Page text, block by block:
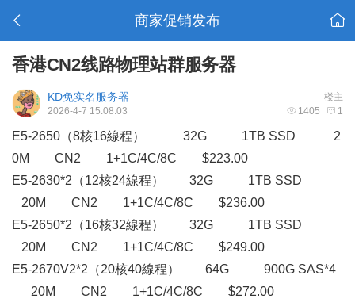
商家促销发布
香港CN2线路物理站群服务器
楼主
KD免实名服务器
1405 1
2026-4-7 15:08:03
E5-2650（8核16線程） 32G 1TB SSD 2
0M CN2 1+1C/4C/8C $223.00
E5-2630*2（12核24線程） 32G 1TB SSD
20M CN2 1+1C/4C/8C $236.00
E5-2650*2（16核32線程） 32G 1TB SSD
20M CN2 1+1C/4C/8C $249.00
E5-2670V2*2（20核40線程） 64G 900G SAS*4
20M CN2 1+1C/4C/8C $272.00